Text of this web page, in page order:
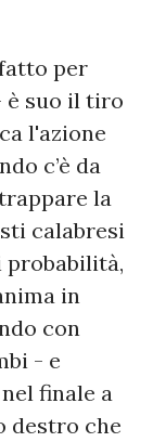
per
è suo il tiro
l'azione
c’è da
la
calabresi
probabilità,
in
con
- e
finale a
destro che